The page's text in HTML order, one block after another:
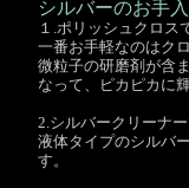
シルバーのお手
１.ポリッシュクロス
一番お手軽なのはク
微粒子の研磨剤が含
なって、ピカピカに
2.シルバークリーナ
液体タイプのシルバ
す。